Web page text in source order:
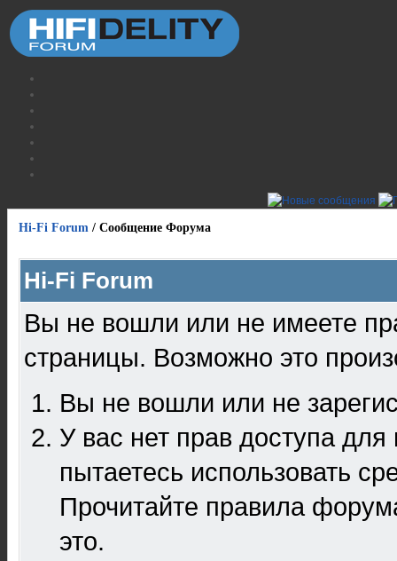
Hi-Fi Forum / Сообщение Форума
Hi-Fi Forum
Вы не вошли или не имеете
страницы. Возможно это
Вы не вошли или не
У вас нет прав доступа
пытаетесь использовать
Прочитайте правила
это.